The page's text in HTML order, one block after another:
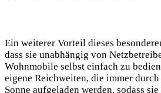
Ein weiterer Vorteil dieses
dass sie unabhängig von
Wohnmobile selbst einfach zu
eigene Reichweiten, die immer
Sonne aufgeladen werden, sodass